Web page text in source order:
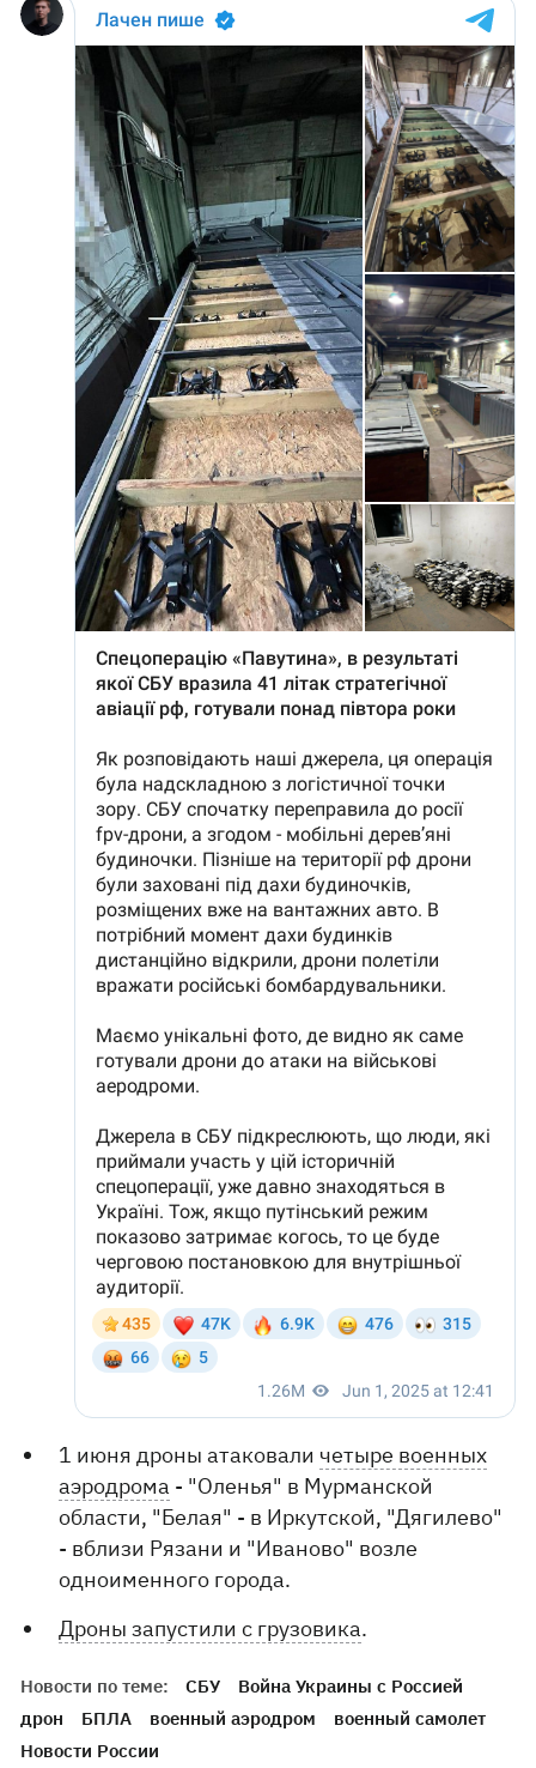
1 июня дроны атаковали четыре военных
аэродрома - "Оленья" в Мурманской
области, "Белая" - в Иркутской, "Дягилево"
- вблизи Рязани и "Иваново" возле
одноименного города.
Дроны запустили с грузовика.
Новости по теме: СБУ
Война Украины с Россией
дрон
БПЛА военный аэродром
военный самолет
Новости России